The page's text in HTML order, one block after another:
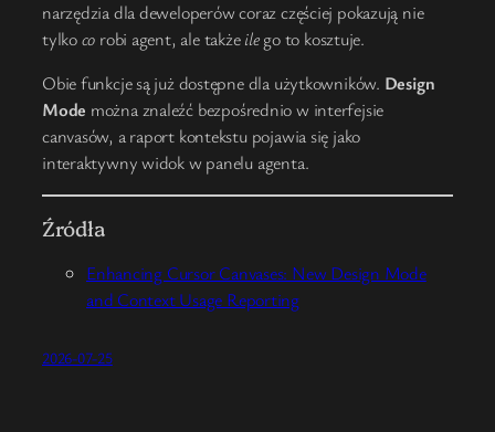
narzędzia dla deweloperów coraz częściej pokazują nie
tylkoco robi agent, ale takżeilego to kosztuje.
Obie funkcje są już dostępne dla użytkowników. Design
Mode można znaleźć bezpośrednio w interfejsie
canvasów, a raport kontekstu pojawia się jako
interaktywny widok w panelu agenta.
Źródła
Enhancing Cursor Canvases: New Design Mode
and Context Usage Reporting
2026-07-25